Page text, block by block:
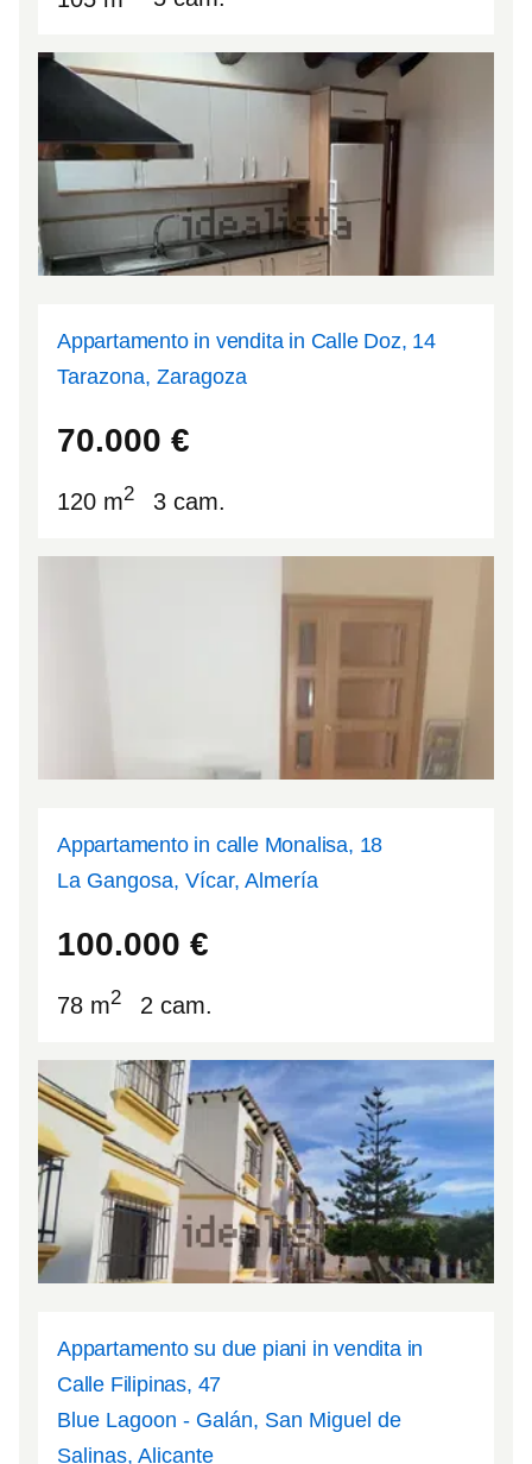
Appartamento in vendita in Calle Doz, 14
Tarazona, Zaragoza
70.000 €
120 m2 3 cam.
Appartamento in calle Monalisa, 18
La Gangosa, Vícar, Almería
100.000 €
78 m2 2 cam.
Appartamento su due piani in vendita in
Calle Filipinas, 47
Blue Lagoon - Galán, San Miguel de
Salinas, Alicante